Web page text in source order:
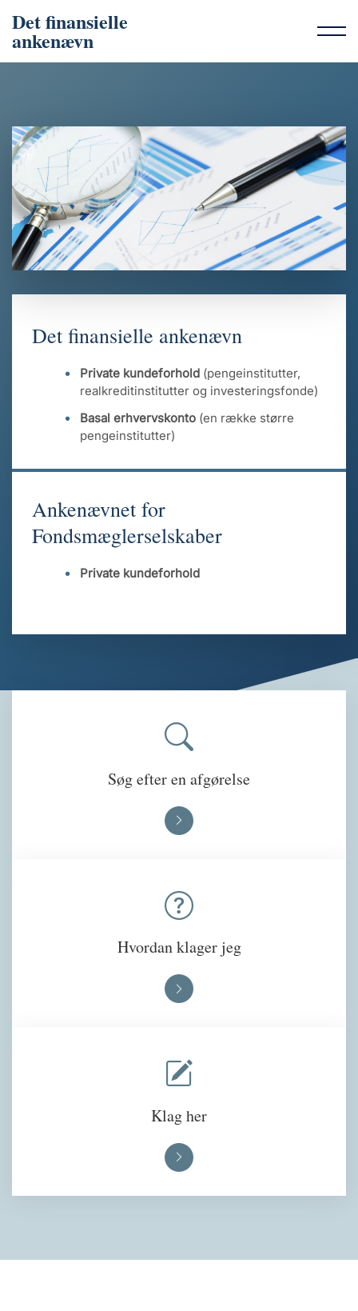
Det finansielle
ankenævn
Det finansielle ankenævn
Private kundeforhold (pengeinstitutter,
realkreditinstitutter og investeringsfonde)
Basal erhvervskonto (en række større
pengeinstitutter)
Ankenævnet for
Fondsmæglerselskaber
Private kundeforhold
Søg efter en afgørelse
Hvordan klager jeg
Klag her